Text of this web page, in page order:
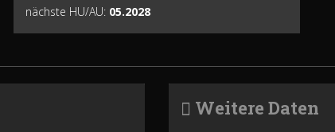
nächste HU/AU: 05.2028
Weitere Daten